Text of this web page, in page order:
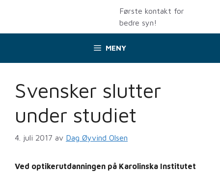
Første kontakt for
bedre syn!
MENY
Svensker slutter
under studiet
4. juli 2017 av Dag Øyvind Olsen
Ved optikerutdanningen på Karolinska Institutet